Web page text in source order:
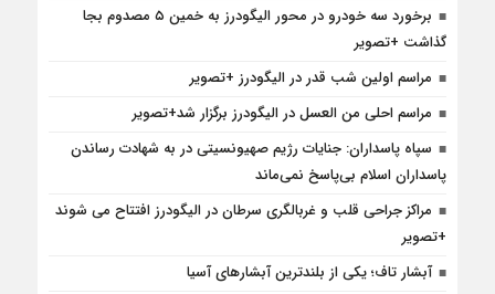
برخورد سه خودرو در محور الیگودرز به خمین ۵ مصدوم بجا
گذاشت +تصویر
مراسم اولین شب قدر در الیگودرز +تصویر
مراسم احلی من العسل در الیگودرز برگزار شد+تصویر
سپاه پاسداران: جنایات رژیم صهیونسیتی در به شهادت رساندن
پاسداران اسلام بی‌پاسخ نمی‌ماند
مراکز جراحی قلب و غربالگری سرطان در الیگودرز افتتاح می شوند
+تصویر
آبشار تاف؛ یکی از بلندترین آبشارهای آسیا